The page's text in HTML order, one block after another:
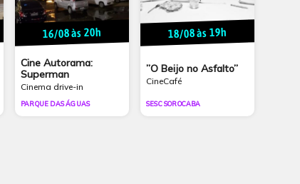
16/08 às 20h
Cine Autorama:
Superman
Cinema drive-in
PARQUE DAS ÁGUAS
18/08 às 19h
”O Beijo no Asfalto”
CineCafé
SESC SOROCABA